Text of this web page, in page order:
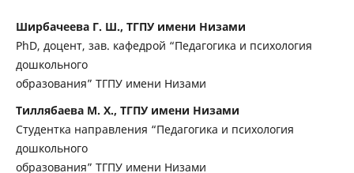
Ширбачеева Г. Ш., ТГПУ имени Низами
PhD, доцент, зав. кафедрой “Педагогика и психология
дошкольного
образования” ТГПУ имени Низами
Тиллябаева М. Х., ТГПУ имени Низами
Студентка направления “Педагогика и психология
дошкольного
образования” ТГПУ имени Низами